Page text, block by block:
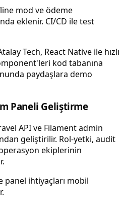
mod ve ödeme
eklenir. CI/CD ile test
Tech, React Native ile hızlı
kod tabanına
paydaşlara demo
Paneli Geliştirme
API ve Filament admin
geliştirilir. Rol-yetki, audit
ekiplerinin
panel ihtiyaçları mobil